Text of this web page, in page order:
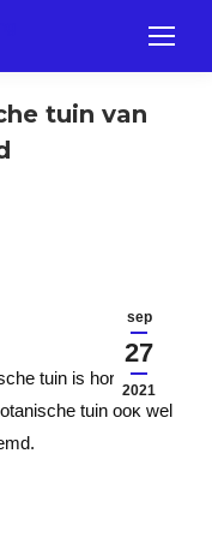
tuin van
sep
27
2021
tuin is hortus
tuin ook wel